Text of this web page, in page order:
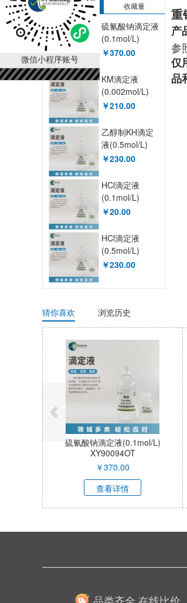
微信小程序账号
销售量 收藏量
硫氰酸钠滴定液
(0.1mol/L)
XY90094OT
￥370.00
KM滴定液
(0.002mol/L)
XY90026OT
￥210.00
乙醇制KH滴定
液(0.5mol/L)
XY90005OT
￥230.00
HCl滴定液
(0.1mol/L)
XY90043OT
￥20.00
HCl滴定液
(0.5mol/L)
XY90045OT
￥230.00
重
产
参
仅
品
猜你喜欢 浏览历史
硫氰酸钠滴定液(0.1mol/L)
XY90094OT
￥370.00
查看详情